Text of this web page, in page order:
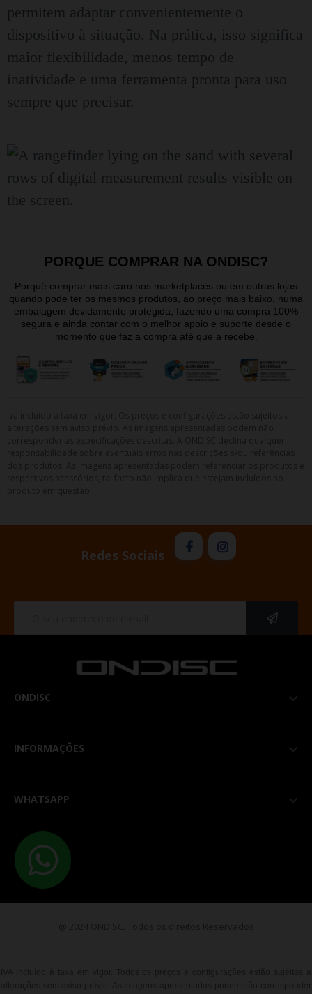
permitem adaptar convenientemente o
dispositivo à situação. Na prática, isso significa
maior flexibilidade, menos tempo de
inatividade e uma ferramenta pronta para uso
sempre que precisar.
PORQUE COMPRAR NA ONDISC?
Porquê comprar mais caro nos marketplaces ou em outras lojas
quando pode ter os mesmos produtos, ao preço mais baixo, numa
embalagem devidamente protegida, fazendo uma compra 100%
segura e ainda contar com o melhor apoio e suporte desde o
momento que faz a compra até que a recebe.
Redes Sociais
ONDISC 
INFORMAÇÕES 
WHATSAPP 